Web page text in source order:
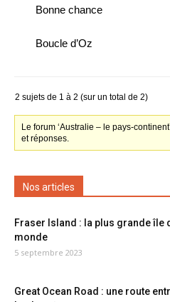
Bonne chance
Boucle d’Oz
2 sujets de 1 à 2 (sur un total de 2)
Le forum ‘Australie – le pays-
et réponses.
Nos articles
Fraser Island : la plus grande île
monde
5 septembre 2023
Great Ocean Road : une route